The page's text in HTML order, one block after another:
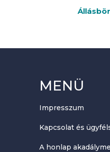
MENÜ
Impresszum
Kapcsolat és
A honlap